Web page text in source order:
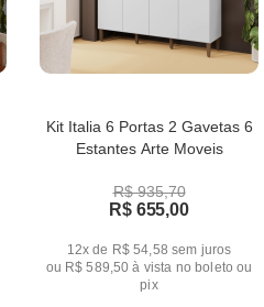
Kit Italia 6 Portas 2 Gavetas 6
Estantes Arte Moveis
R$ 935,70
R$ 655,00
12x de R$ 54,58 sem juros
ou R$ 589,50 à vista no boleto ou
pix